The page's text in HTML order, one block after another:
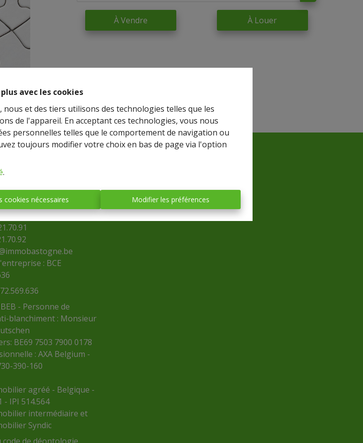
avec les cookies
et des tiers utilisons des technologies telles que les
de l'appareil. En acceptant ces technologies, vous nous
personnelles telles que le comportement de navigation ou
toujours modifier votre choix en bas de page via l'option
.
cookies nécessaires Modifier les préférences
À Vendre À Louer
43 - 6600
: BCE
- Personne de
blanchiment : Monsieur
BE69 7503 7900 0178
: AXA Belgium -
390-160
agréé - Belgique -
- IPI 514.564
intermédiaire et
Syndic